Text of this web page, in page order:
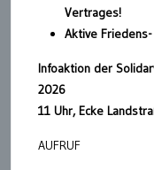
Vertrages!
Aktive
Infoaktion der
2026
11 Uhr, Ecke
AUFRUF